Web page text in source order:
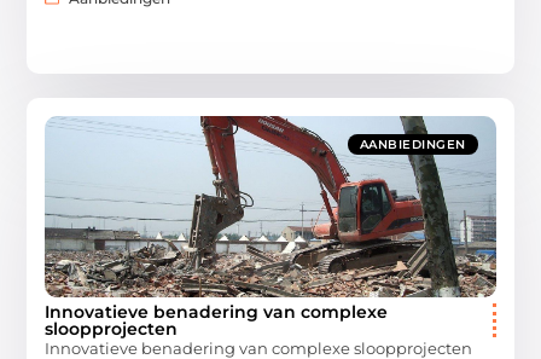
AANBIEDINGEN
Innovatieve benadering van complexe
sloopprojecten
Innovatieve benadering van complexe sloopprojecten